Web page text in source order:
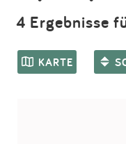
4 Ergebnisse
KARTE